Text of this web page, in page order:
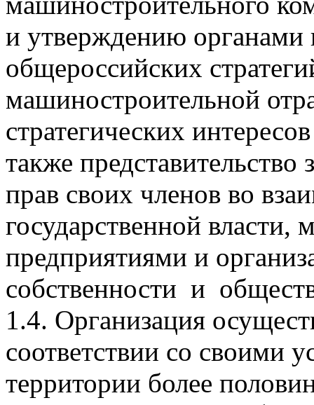
и утверждению органами
общероссийских
машиностроительной
стратегических
также
прав своих членов во
государственной власти,
предприятиями и
собственности и
1.4. Организация
соответствии со своими
территории более